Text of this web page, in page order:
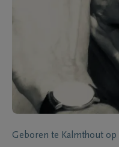
Geboren te Kalmthout op